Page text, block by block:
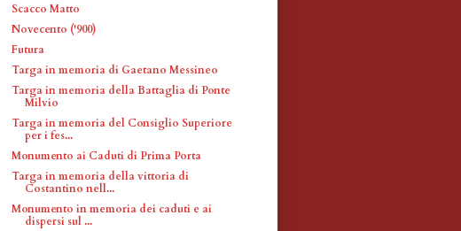
Scacco Matto
Novecento ('900)
Futura
Targa in memoria di Gaetano Messineo
Targa in memoria della Battaglia di Ponte
Milvio
Targa in memoria del Consiglio Superiore
per i fes...
Monumento ai Caduti di Prima Porta
Targa in memoria della vittoria di
Costantino nell...
Monumento in memoria dei caduti e ai
dispersi sul ...